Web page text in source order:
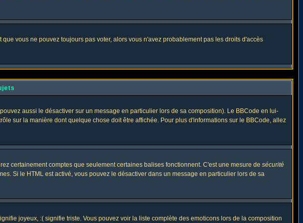
vous ne pouvez toujours pas voter, alors vous n'avez probablement pas les droits d'accès
aussi le désactiver sur un message en particulier lors de sa composition). Le BBCode en lui-
sur la manière dont quelque chose doit être affichée. Pour plus d'informations sur le BBCode, allez
certainement comptes que seulement certaines balises fonctionnent. C'est une mesure de sécurité
Si le HTML est activé, vous pouvez le désactiver dans un message en particulier lors de sa
joyeux, :( signifie triste. Vous pouvez voir la liste complète des emoticons lors de la composition